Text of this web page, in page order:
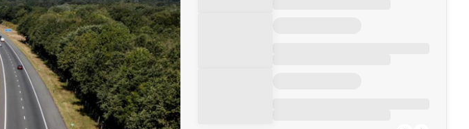
Klein
Standaard
Groot
Kopieer link